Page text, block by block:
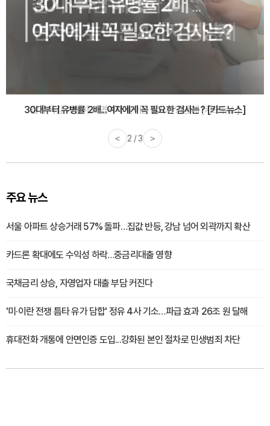
감기·독감 예방하고 면역력 높이는 4가지 영양제 [카드뉴스]
< 3 / 3 >
주요 뉴스
서울 아파트 상승거래 57% 돌파…집값 반등, 강남 넘어 외곽까지 확산
카드론 확대에도 수익성 하락…중금리대출 영향
국채금리 상승, 자영업자 대출 부담 커진다
'미·이란 전쟁 틈타 유가 담합' 정유 4사 기소…파급 효과 26조 원 달해
휴대전화 개통에 안면인증 도입...강화된 본인 절차로 민생범죄 차단